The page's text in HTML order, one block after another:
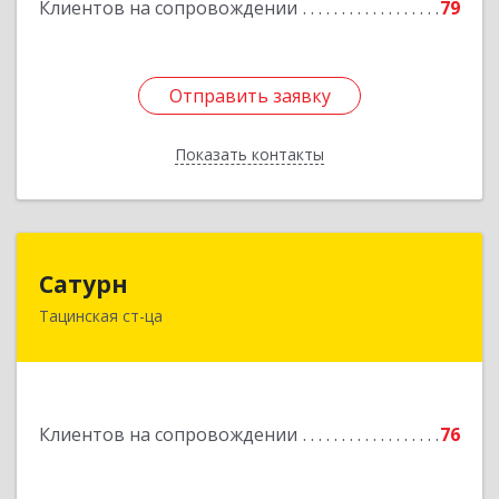
Клиентов на сопровождении 79
Отправить заявку
Показать контакты
Отправить заявку
Назад
Сатурн
Тацинская ст-ца
Клиентов на сопровождении 76
347060, Ростовская область, Тацинский район,